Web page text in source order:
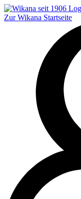
Zur Wikana Startseite